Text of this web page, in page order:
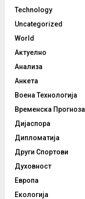
Technology
Uncategorized
World
Актуелно
Анализа
Анкета
Воена Технологија
Временска Прогноза
Дијаспора
Дипломатија
Други Спортови
Духовност
Европа
Екологија